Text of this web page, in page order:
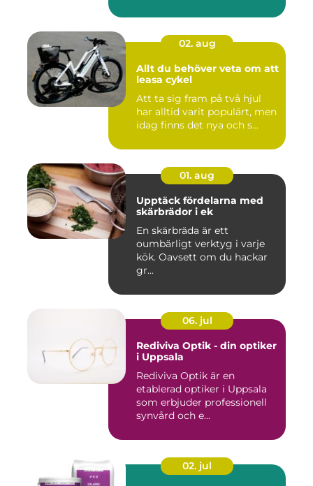
02. aug
Allt du behöver veta om att
leasa cykel
Att ta sig fram på två hjul
har alltid varit populärt, men
idag finns det nya och s...
01. aug
Upptäck fördelarna med
skärbrädor i ek
En skärbräda är ett
oumbärligt verktyg i varje
kök. Oavsett om du hackar
gr...
06. jul
Rediviva Optik - din optiker
i Uppsala
Rediviva Optik är en
etablerad optiker i Uppsala
som erbjuder professionell
synvård och e...
02. jul